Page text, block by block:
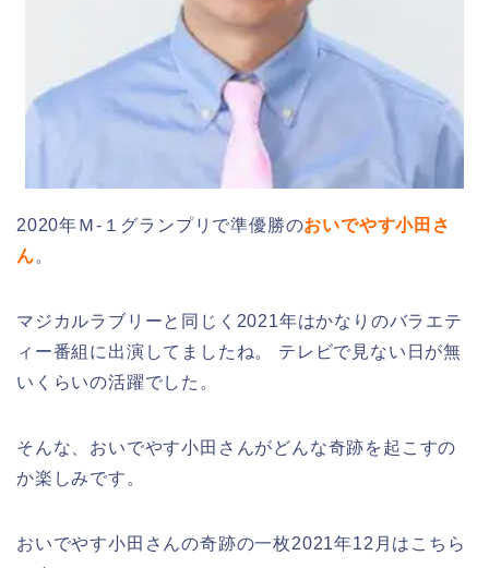
2020年Ｍ-１グランプリで準優勝のおいでやす小田さ
ん。
マジカルラブリーと同じく2021年はかなりのバラエテ
ィー番組に出演してましたね。 テレビで見ない日が無
いくらいの活躍でした。
そんな、おいでやす小田さんがどんな奇跡を起こすの
か楽しみです。
おいでやす小田さんの奇跡の一枚2021年12月はこちら